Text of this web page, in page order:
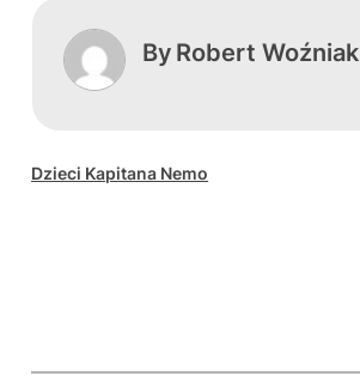
By Robert Woźniak
Dzieci Kapitana Nemo